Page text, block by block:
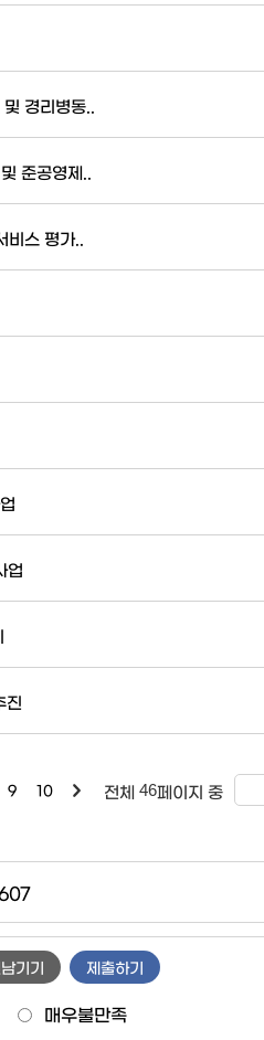
경리병동..
준공영제..
스 평가..
업
진
9 10 전체 46페이지 중
매우불만족
기기 제출하기